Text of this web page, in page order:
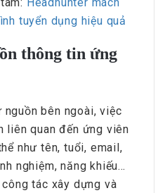
tuyển dụng hiệu quả
thông tin ứng
bên ngoài, việc
liên quan đến ứng viên
như tên, tuổi, email,
nghiệm, năng khiếu…
tác xây dựng và